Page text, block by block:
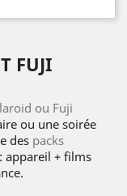
FUJI
ou Fuji
ou une soirée
des packs
appareil + films